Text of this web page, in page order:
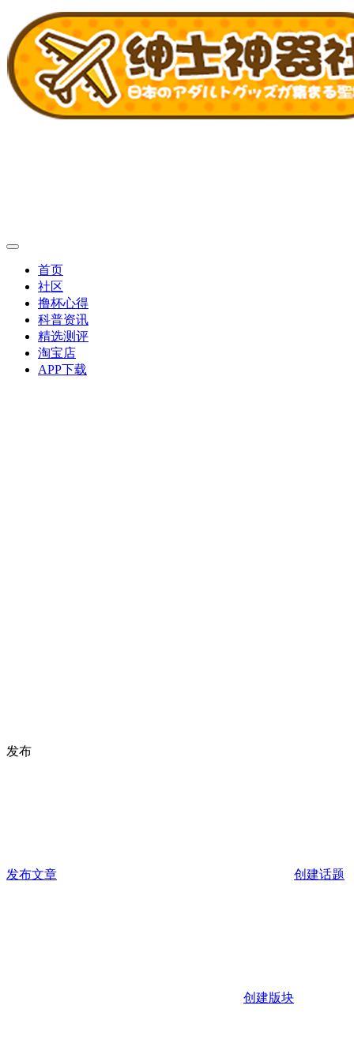
首页
社区
撸杯心得
科普资讯
精选测评
淘宝店
APP下载
发布
发布文章 创建话题
创建版块